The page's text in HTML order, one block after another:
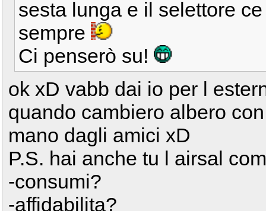
sesta lunga e il selettore
sempre
Ci penserò su!
ok xD vabb dai io per l
quando cambiero albero
mano dagli amici xD
P.S. hai anche tu l airsal
-consumi?
-affidabilita?